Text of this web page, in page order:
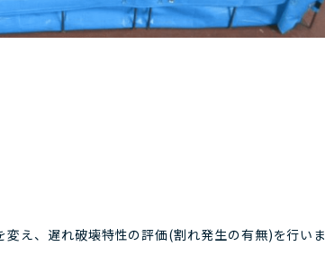
え、遅れ破壊特性の評価(割れ発生の有無)を行いま